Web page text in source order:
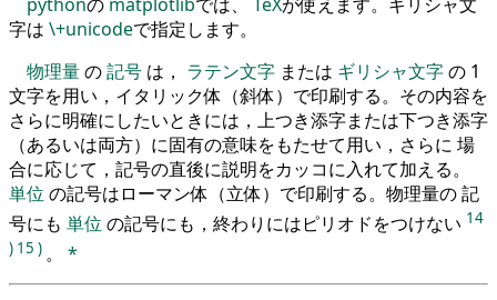
字は \+unicodeで指定します。
物理量の記号 は， ラテン文字 または ギリシャ文字の 1
文字を用い，イタリック体（斜体）で印刷する。その内容を
さらに明確にしたいときには，上つき添字または下つき添字
（あるいは両方）に固有の意味をもたせて用い，さらに 場
合に応じて，記号の直後に説明をカッコに入れて加える。
単位 の記号はローマン体（立体）で印刷する。物理量の 記
号にも 単位 の記号にも，終わりにはピリオドをつけない 14
) 15 ) 。 *